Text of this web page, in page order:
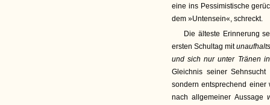
eine ins Pessimistische
dem »Untensein«, schreckt.
Die älteste Erinnerung
ersten Schultag mit
und sich nur unter Tränen
Gleichnis seiner
sondern entsprechend
nach allgemeiner Aussage